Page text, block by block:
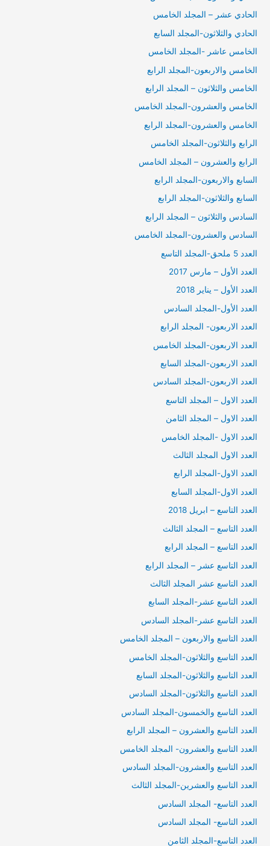
الحادي عشر – المجلد الخامس
الحادي والثلاثون-المجلد السابع
الخامس عاشر -المجلد الخامس
الخامس والاربعون-المجلد الرابع
الخامس والثلاثون – المجلد الرابع
الخامس والعشرون-المجلد الخامس
الخامس والعشرون-المجلد الرابع
الرابع والثلاثون-المجلد الخامس
الرابع والعشرون – المجلد الخامس
السابع والاربعون-المجلد الرابع
السابع والثلاثون-المجلد الرابع
السادس والثلاثون – المجلد الرابع
السادس والعشرون-المجلد الخامس
العدد 5 ملحق-المجلد التاسع
العدد الأول – مارس 2017
العدد الأول – يناير 2018
العدد الأول-المجلد السادس
العدد الاربعون- المجلد الرابع
العدد الاربعون-المجلد الخامس
العدد الاربعون-المجلد السابع
العدد الاربعون-المجلد السادس
العدد الاول – المجلد التاسع
العدد الاول – المجلد الثامن
العدد الاول -المجلد الخامس
العدد الاول المجلد الثالث
العدد الاول-المجلد الرابع
العدد الاول-المجلد السابع
العدد التاسع – ابريل 2018
العدد التاسع – المجلد الثالث
العدد التاسع – المجلد الرابع
العدد التاسع عشر – المجلد الرابع
العدد التاسع عشر المجلد الثالث
العدد التاسع عشر-المجلد السابع
العدد التاسع عشر-المجلد السادس
العدد التاسع والاربعون – المجلد الخامس
العدد التاسع والثلاثون-المجلد الخامس
العدد التاسع والثلاثون-المجلد السابع
العدد التاسع والثلاثون-المجلد السادس
العدد التاسع والخمسون-المجلد السادس
العدد التاسع والعشرون – المجلد الرابع
العدد التاسع والعشرون- المجلد الخامس
العدد التاسع والعشرون-المجلد السادس
العدد التاسع والعشرين-المجلد الثالث
العدد التاسع- المجلد السادس
العدد التاسع- المجلد السادس
العدد التاسع-المجلد الثامن